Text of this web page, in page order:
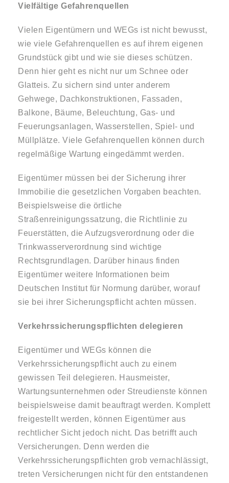
Vielfältige Gefahrenquellen
Vielen Eigentümern und WEGs ist nicht bewusst,
wie viele Gefahrenquellen es auf ihrem eigenen
Grundstück gibt und wie sie dieses schützen.
Denn hier geht es nicht nur um Schnee oder
Glatteis. Zu sichern sind unter anderem
Gehwege, Dachkonstruktionen, Fassaden,
Balkone, Bäume, Beleuchtung, Gas- und
Feuerungsanlagen, Wasserstellen, Spiel- und
Müllplätze. Viele Gefahrenquellen können durch
regelmäßige Wartung eingedämmt werden.
Eigentümer müssen bei der Sicherung ihrer
Immobilie die gesetzlichen Vorgaben beachten.
Beispielsweise die örtliche
Straßenreinigungssatzung, die Richtlinie zu
Feuerstätten, die Aufzugsverordnung oder die
Trinkwasserverordnung sind wichtige
Rechtsgrundlagen. Darüber hinaus finden
Eigentümer weitere Informationen beim
Deutschen Institut für Normung darüber, worauf
sie bei ihrer Sicherungspflicht achten müssen.
Verkehrssicherungspflichten delegieren
Eigentümer und WEGs können die
Verkehrssicherungspflicht auch zu einem
gewissen Teil delegieren. Hausmeister,
Wartungsunternehmen oder Streudienste können
beispielsweise damit beauftragt werden. Komplett
freigestellt werden, können Eigentümer aus
rechtlicher Sicht jedoch nicht. Das betrifft auch
Versicherungen. Denn werden die
Verkehrssicherungspflichten grob vernachlässigt,
treten Versicherungen nicht für den entstandenen